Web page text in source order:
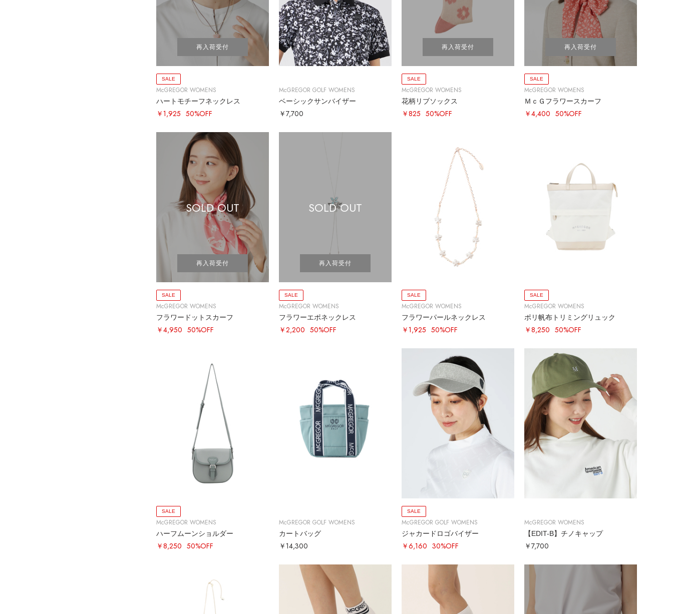
再入荷受付
SALE
McGREGOR WOMENS
ハートモチーフネックレス
￥1,925 50%OFF
McGREGOR GOLF WOMENS
ベーシックサンバイザー
￥7,700
再入荷受付
SALE
McGREGOR WOMENS
花柄リブソックス
￥825 50%OFF
再入荷受付
SALE
McGREGOR WOMENS
ＭｃＧフラワースカーフ
￥4,400 50%OFF
SOLD OUT
再入荷受付
SALE
McGREGOR WOMENS
フラワードットスカーフ
￥4,950 50%OFF
SOLD OUT
再入荷受付
SALE
McGREGOR WOMENS
フラワーエポネックレス
￥2,200 50%OFF
SALE
McGREGOR WOMENS
フラワーパールネックレス
￥1,925 50%OFF
SALE
McGREGOR WOMENS
ポリ帆布トリミングリュック
￥8,250 50%OFF
SALE
McGREGOR WOMENS
ハーフムーンショルダー
￥8,250 50%OFF
McGREGOR GOLF WOMENS
カートバッグ
￥14,300
SALE
McGREGOR GOLF WOMENS
ジャカードロゴバイザー
￥6,160 30%OFF
McGREGOR WOMENS
【EDIT-B】チノキャップ
￥7,700